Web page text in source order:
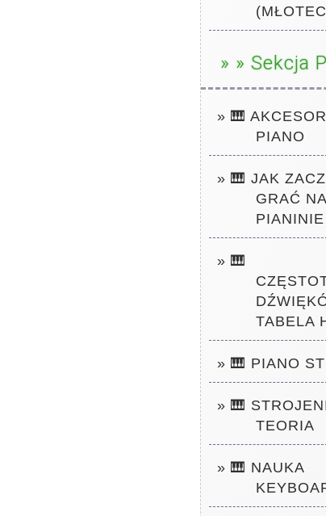
» » Sekcja
» 🎹
PIANO
» 🎹 JAK
GRAĆ NA
» 🎹
TABELA
» 🎹 PIANO
» 🎹
TEORIA
» 🎹 NAUKA